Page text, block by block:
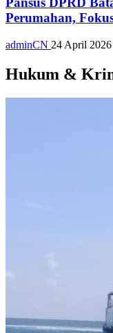
Perumahan,
adminCN 24 April 2026
Hukum &